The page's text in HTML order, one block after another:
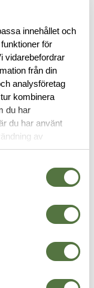
innehållet och
för
vidarebefordrar
från din
analysföretag
kombinera
du har
du har använt
av
av